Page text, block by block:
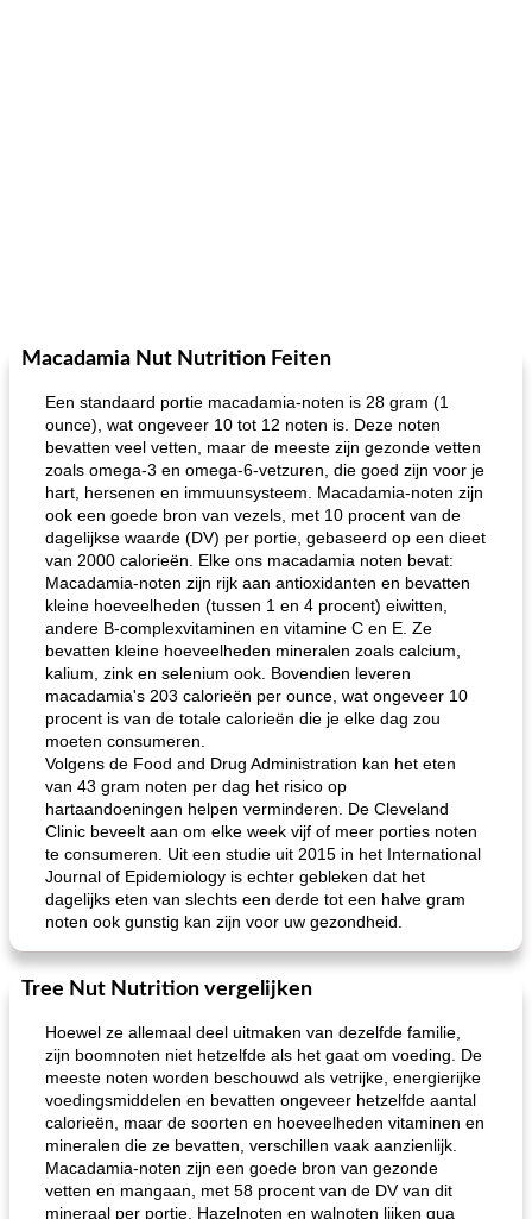
Macadamia Nut Nutrition Feiten
Een standaard portie macadamia-noten is 28 gram (1
ounce), wat ongeveer 10 tot 12 noten is. Deze noten
bevatten veel vetten, maar de meeste zijn gezonde vetten
zoals omega-3 en omega-6-vetzuren, die goed zijn voor je
hart, hersenen en immuunsysteem. Macadamia-noten zijn
ook een goede bron van vezels, met 10 procent van de
dagelijkse waarde (DV) per portie, gebaseerd op een dieet
van 2000 calorieën. Elke ons macadamia noten bevat:
Macadamia-noten zijn rijk aan antioxidanten en bevatten
kleine hoeveelheden (tussen 1 en 4 procent) eiwitten,
andere B-complexvitaminen en vitamine C en E. Ze
bevatten kleine hoeveelheden mineralen zoals calcium,
kalium, zink en selenium ook. Bovendien leveren
macadamia's 203 calorieën per ounce, wat ongeveer 10
procent is van de totale calorieën die je elke dag zou
moeten consumeren.
Volgens de Food and Drug Administration kan het eten
van 43 gram noten per dag het risico op
hartaandoeningen helpen verminderen. De Cleveland
Clinic beveelt aan om elke week vijf of meer porties noten
te consumeren. Uit een studie uit 2015 in het International
Journal of Epidemiology is echter gebleken dat het
dagelijks eten van slechts een derde tot een halve gram
noten ook gunstig kan zijn voor uw gezondheid.
Tree Nut Nutrition vergelijken
Hoewel ze allemaal deel uitmaken van dezelfde familie,
zijn boomnoten niet hetzelfde als het gaat om voeding. De
meeste noten worden beschouwd als vetrijke, energierijke
voedingsmiddelen en bevatten ongeveer hetzelfde aantal
calorieën, maar de soorten en hoeveelheden vitaminen en
mineralen die ze bevatten, verschillen vaak aanzienlijk.
Macadamia-noten zijn een goede bron van gezonde
vetten en mangaan, met 58 procent van de DV van dit
mineraal per portie. Hazelnoten en walnoten lijken qua